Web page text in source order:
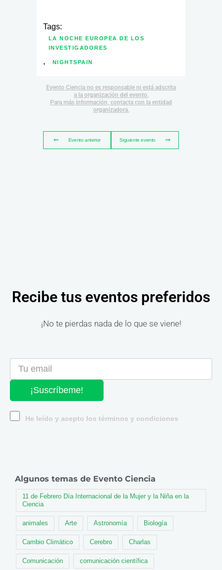
Tags:
LA NOCHE EUROPEA DE LOS
INVESTIGADORES
, NIGHTSPAIN
Evento Ciencia no es responsable ni está adscrita
a la organización del evento.
Para más información, contacta con la entidad
organizadora.
Evento anterior Siguiente evento
Recibe tus eventos preferidos
¡No te pierdas nada de lo que se viene!
¡Suscríbeme!
He leído y acepto los términos y condiciones
Algunos temas de Evento Ciencia
11 de Febrero Día Internacional de la Mujer y la Niña en la
Ciencia
animales Arte Astronomía Biología
Cambio Climático Cerebro Charlas
Comunicación comunicación científica